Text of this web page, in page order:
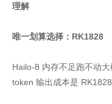
理解
唯一划算选择：RK1828
Hailo-8 内存不足跑不动
token 输出成本是 RK1828